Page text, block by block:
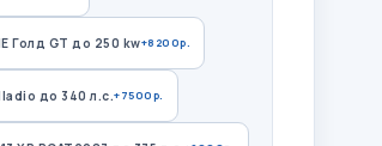
Голд GT до 250 kw+8200р.
до 340 л.с.+7500р.